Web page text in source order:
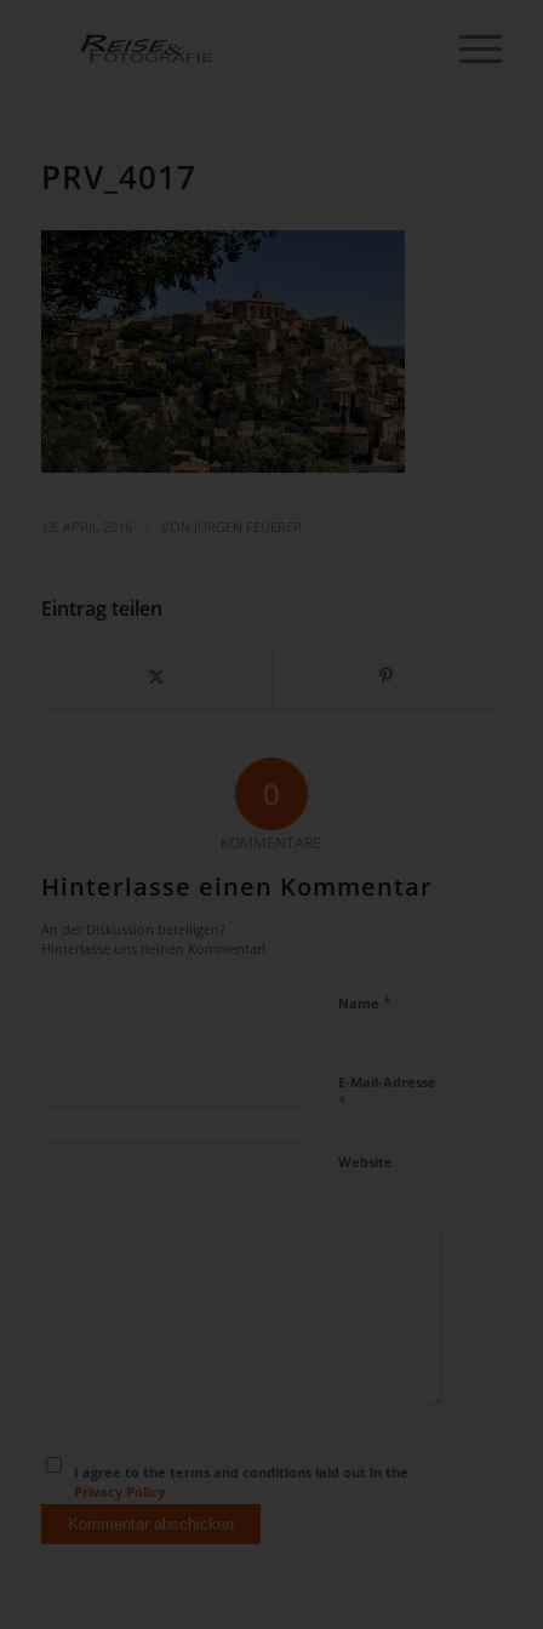
PRV_4017
Eintrag teilen
0
Hinterlasse einen Kommentar
An der Diskussion beteiligen?
Hinterlasse uns deinen Kommentar!
Name *
E-Mail-Adresse
*
Website
I agree to the terms and conditions laid out in the
Privacy Policy